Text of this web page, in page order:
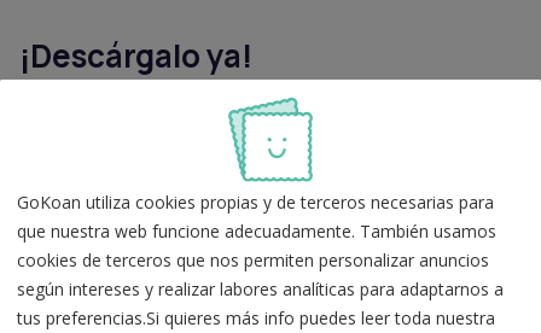
¡Descárgalo ya!
Si quieres estudiar la deuda tributaria de manera
descarga ahora nuestro esquema
tu preparación. Este recurso te permitirá abordar el
tema con seguridad y claridad, optimizando tu tiempo
de estudio.
Haz clic en el enlace y consigue tu esquema ahora.
GoKoan utiliza cookies propias y de terceros necesarias para
que nuestra web funcione adecuadamente. También usamos
cookies de terceros que nos permiten personalizar anuncios
según intereses y realizar labores analíticas para adaptarnos a
tus preferencias.Si quieres más info puedes leer toda nuestra